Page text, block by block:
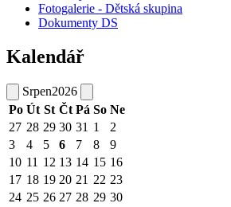
Fotogalerie - Dětská skupina
Dokumenty DS
Kalendář
Srpen2026
Po Út St Čt Pá So Ne
27 28 29 30 31 1
2
3
4 5 6 7 8
9
10 11 12 13 14 15 16
17 18 19 20 21 22 23
24 25 26 27 28 29 30